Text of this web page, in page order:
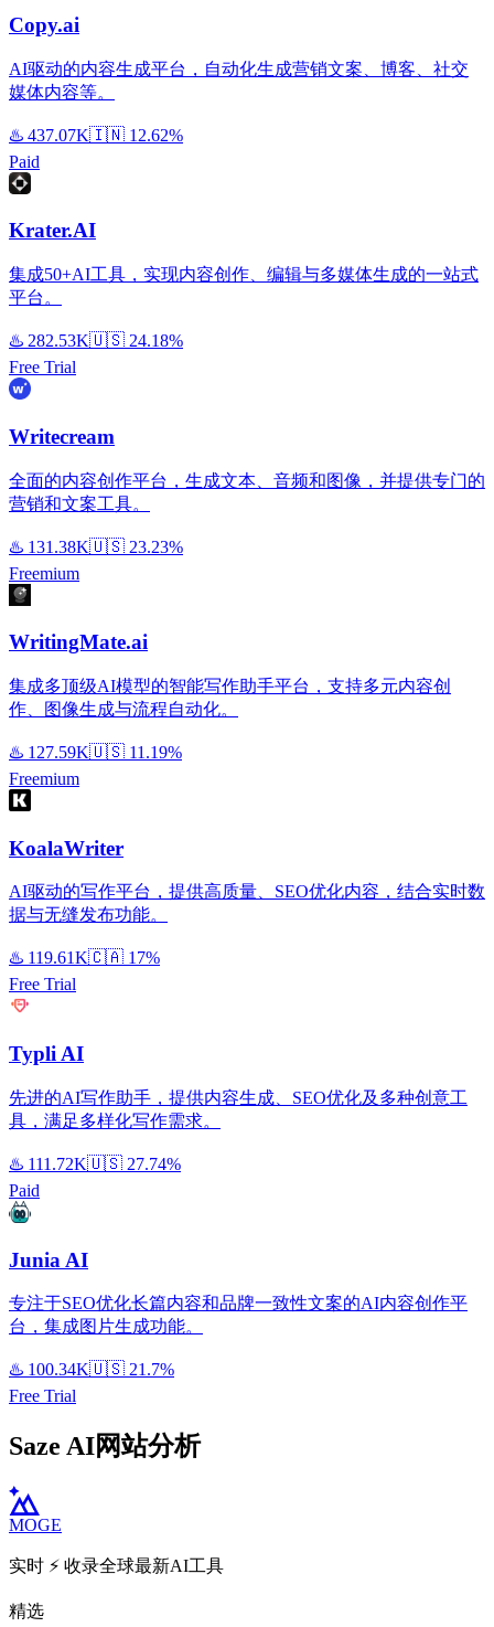
Copy.ai
AI驱动的内容生成平台，自动化生成营销文案、博客、社交
媒体内容等。
♨️ 437.07K🇮🇳 12.62%
Paid
Krater.AI
集成50+AI工具，实现内容创作、编辑与多媒体生成的一站式
平台。
♨️ 282.53K🇺🇸 24.18%
Free Trial
Writecream
全面的内容创作平台，生成文本、音频和图像，并提供专门的
营销和文案工具。
♨️ 131.38K🇺🇸 23.23%
Freemium
WritingMate.ai
集成多顶级AI模型的智能写作助手平台，支持多元内容创
作、图像生成与流程自动化。
♨️ 127.59K🇺🇸 11.19%
Freemium
KoalaWriter
AI驱动的写作平台，提供高质量、SEO优化内容，结合实时数
据与无缝发布功能。
♨️ 119.61K🇨🇦 17%
Free Trial
Typli AI
先进的AI写作助手，提供内容生成、SEO优化及多种创意工
具，满足多样化写作需求。
♨️ 111.72K🇺🇸 27.74%
Paid
Junia AI
专注于SEO优化长篇内容和品牌一致性文案的AI内容创作平
台，集成图片生成功能。
♨️ 100.34K🇺🇸 21.7%
Free Trial
Saze AI网站分析
MOGE
实时 ⚡️ 收录全球最新AI工具
精选